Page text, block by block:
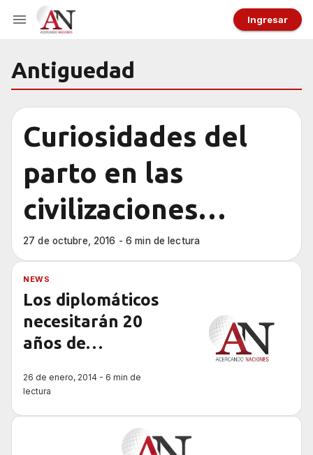
Ingresar
Antiguedad
Curiosidades del
parto en las
civilizaciones
primitivas
27 de octubre, 2016 - 6 min de lectura
NEWS
Los diplomáticos
necesitarán 20
años de
ser embajadores
26 de enero, 2014 - 6 min de
lectura